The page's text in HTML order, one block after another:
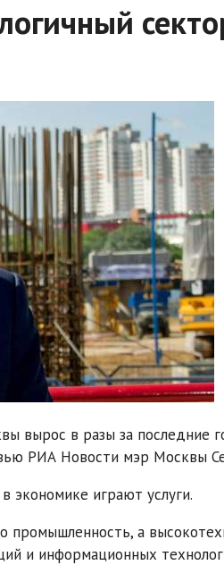
вырос в разы за последние
РИА Новости мэр Москвы
играют услуги.
а
и информационных